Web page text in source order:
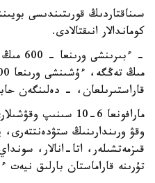
سىناقتاردىڭ قورىتىندىسى
كوماندالار انىقتالادى.
قاراستىرىلعان، - دەلىنگەن
مارافونعا 6-10
وقۋ ورىندارىنىڭ
قىزمەتشىلەر، اتا-انالار،
تۇرىنە قاراماستان بارلىق نيەت